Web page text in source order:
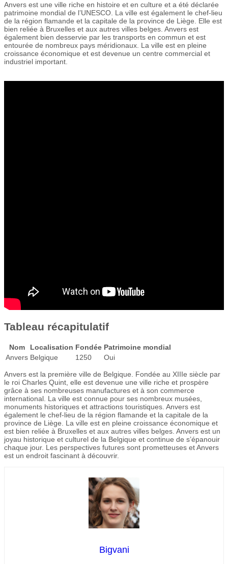
Anvers est une ville riche en histoire et en culture et a été déclarée
patrimoine mondial de l’UNESCO. La ville est également le chef-lieu
de la région flamande et la capitale de la province de Liège. Elle est
bien reliée à Bruxelles et aux autres villes belges. Anvers est
également bien desservie par les transports en commun et est
entourée de nombreux pays méridionaux. La ville est en pleine
croissance économique et est devenue un centre commercial et
industriel important.
Tableau récapitulatif
Nom Localisation Fondée Patrimoine mondial
Anvers Belgique 1250 Oui
Anvers est la première ville de Belgique. Fondée au XIIIe siècle par
le roi Charles Quint, elle est devenue une ville riche et prospère
grâce à ses nombreuses manufactures et à son commerce
international. La ville est connue pour ses nombreux musées,
monuments historiques et attractions touristiques. Anvers est
également le chef-lieu de la région flamande et la capitale de la
province de Liège. La ville est en pleine croissance économique et
est bien reliée à Bruxelles et aux autres villes belges. Anvers est un
joyau historique et culturel de la Belgique et continue de s’épanouir
chaque jour. Les perspectives futures sont prometteuses et Anvers
est un endroit fascinant à découvrir.
Bigvani